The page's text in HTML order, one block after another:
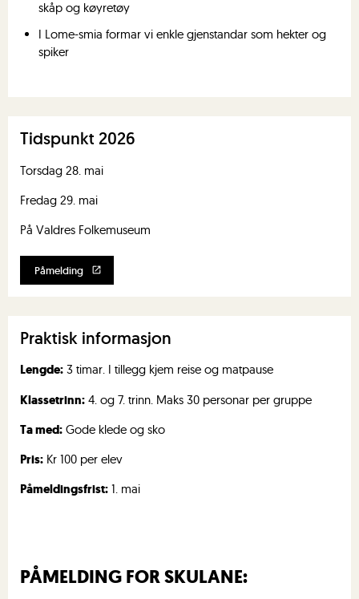
skåp og køyretøy
I Lome-smia formar vi enkle gjenstandar som hekter og
spiker
Tidspunkt 2026
Torsdag 28. mai
Fredag 29. mai
På Valdres Folkemuseum
Påmelding
Praktisk informasjon
Lengde: 3 timar. I tillegg kjem reise og matpause
Klassetrinn: 4. og 7. trinn. Maks 30 personar per gruppe
Ta med: Gode klede og sko
Pris: Kr 100 per elev
Påmeldingsfrist: 1. mai
PÅMELDING FOR SKULANE: